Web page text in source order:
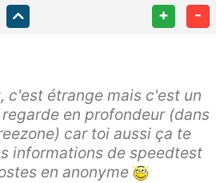
+ -
c'est étrange mais c'est un
en profondeur (dans
car toi aussi ça te
informations de speedtest
en anonyme